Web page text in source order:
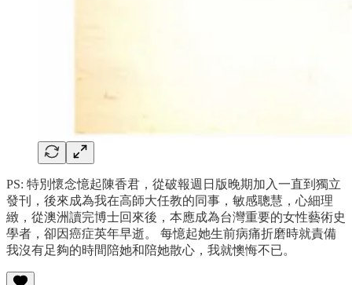
PS: 特別懷念憶起陳香君，從破報週日版晚期加入一直到獨立
發刊，後來成為我在高師大任教的同事，敏感聰慧，心細理
緻，從澳洲讀完博士回來後，本應成為台灣重要的女性藝術史
學者，卻因癌症英年早逝。 每憶起她生前病痛折磨時就責備
我沒有足夠的時間陪她和陪她散心，我就懊悔不已。